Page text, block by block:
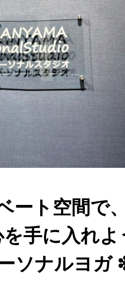
ート空間で
手に入れよ
ソナルヨガ